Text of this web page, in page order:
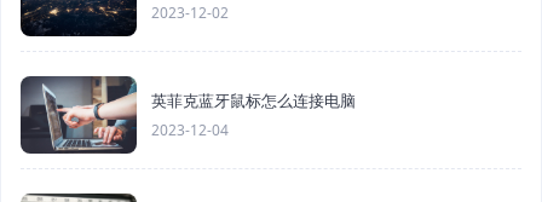
2023-12-02
英菲克蓝牙鼠标怎么连接电脑
2023-12-04